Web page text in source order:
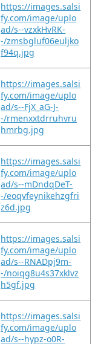
https://images.salsi
fy.com/image/uplo
ad/s--vzxkHvRK-
-/zmsbgluf06euljko
f94q.jpg
https://images.salsi
fy.com/image/uplo
ad/s--FjX_aG-J-
-/rmenxxtdrruhvru
hmrbg.jpg
https://images.salsi
fy.com/image/uplo
ad/s--mDndqDeT-
-/eoqvfeynikehzgfri
z6d.jpg
https://images.salsi
fy.com/image/uplo
ad/s--RNADpj9m-
-/noiqg8u4s37xklvz
h5gf.jpg
https://images.salsi
fy.com/image/uplo
ad/s--hypz-o0R-